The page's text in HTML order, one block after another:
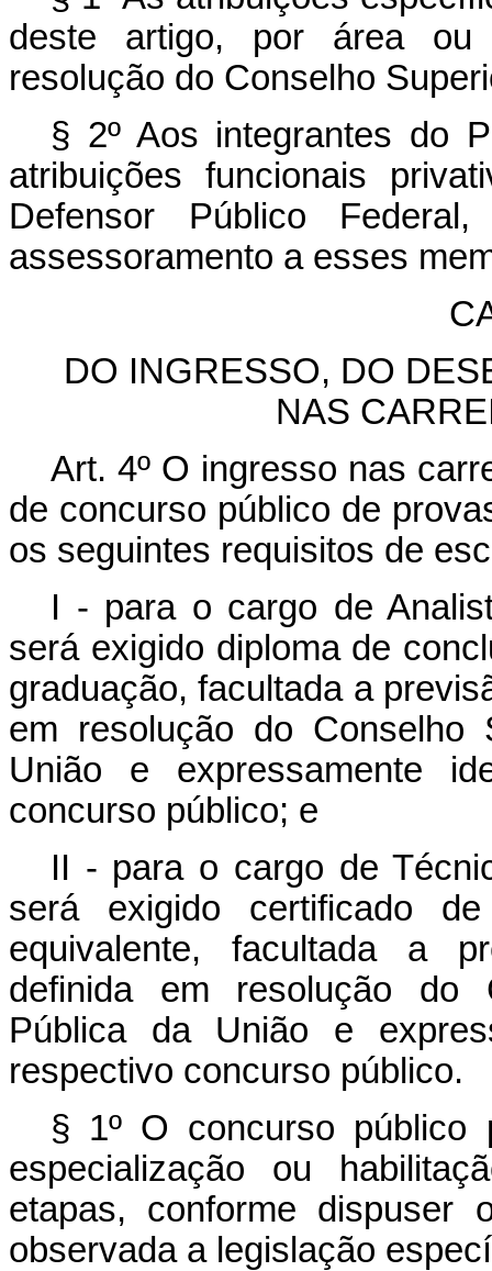
deste artigo, por área ou
resolução do Conselho
§ 2º Aos integrantes do
atribuições funcionais
Defensor Público
assessoramento a esses
DO INGRESSO, DO
NAS
Art. 4º O ingresso nas
de concurso público de
os seguintes requisitos de
I - para o cargo de
será exigido diploma de
graduação, facultada a
em resolução do Conselho
União e expressamente
concurso público; e
II - para o cargo de
será exigido certificado
equivalente, facultada a
definida em resolução do
Pública da União e
respectivo concurso público.
§ 1º O concurso público
especialização ou
etapas, conforme
observada a legislação